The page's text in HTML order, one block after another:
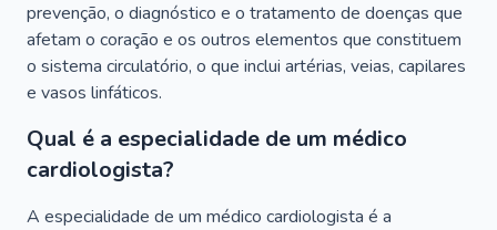
prevenção, o diagnóstico e o tratamento de doenças que
afetam o coração e os outros elementos que constituem
o sistema circulatório, o que inclui artérias, veias, capilares
e vasos linfáticos.
Qual é a especialidade de um médico
cardiologista?
A especialidade de um médico cardiologista é a